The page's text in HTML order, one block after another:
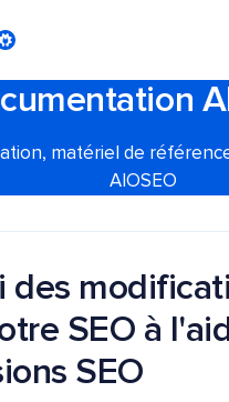
matériel de
AIOSEO
des
SEO à
SEO